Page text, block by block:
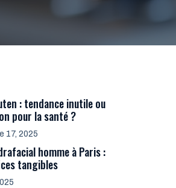
: tendance inutile ou
pour la santé ?
17, 2025
homme à Paris :
tangibles